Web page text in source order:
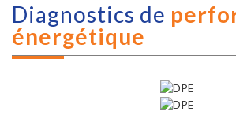
diagnostics de
énergétique